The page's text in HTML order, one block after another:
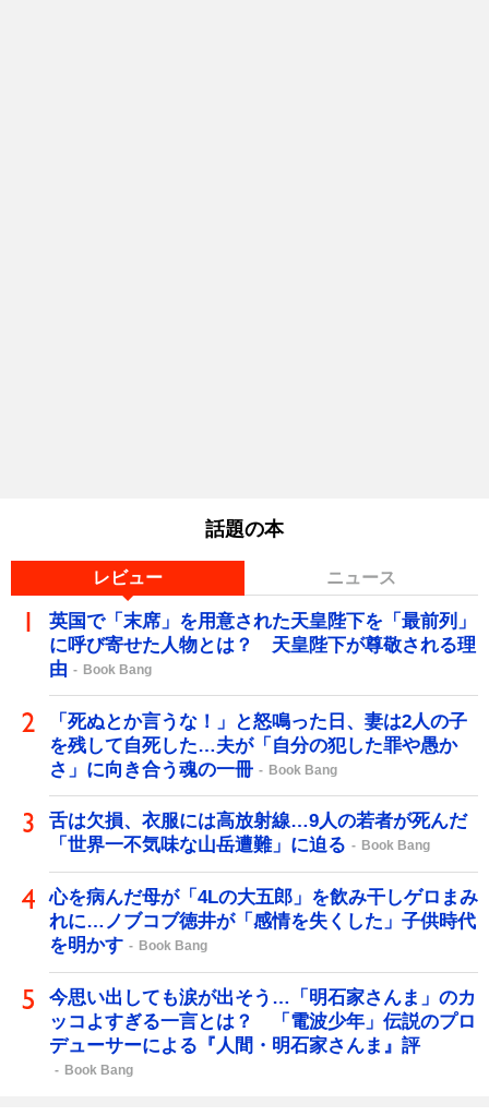
話題の本
レビュー ニュース
英国で「末席」を用意された天皇陛下を「最前列」
に呼び寄せた人物とは？ 天皇陛下が尊敬される理
由
Book Bang
「死ぬとか言うな！」と怒鳴った日、妻は2人の子
を残して自死した…夫が「自分の犯した罪や愚か
さ」に向き合う魂の一冊
Book Bang
舌は欠損、衣服には高放射線…9人の若者が死んだ
「世界一不気味な山岳遭難」に迫る
Book Bang
心を病んだ母が「4Lの大五郎」を飲み干しゲロまみ
れに…ノブコブ徳井が「感情を失くした」子供時代
を明かす
Book Bang
今思い出しても涙が出そう…「明石家さんま」のカ
ッコよすぎる一言とは？ 「電波少年」伝説のプロ
デューサーによる『人間・明石家さんま』評
Book Bang